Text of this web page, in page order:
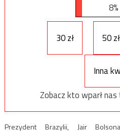
8%
30 zł 50 zł
Inna
Zobacz kto wparł nas
Prezydent Brazylii, Jair